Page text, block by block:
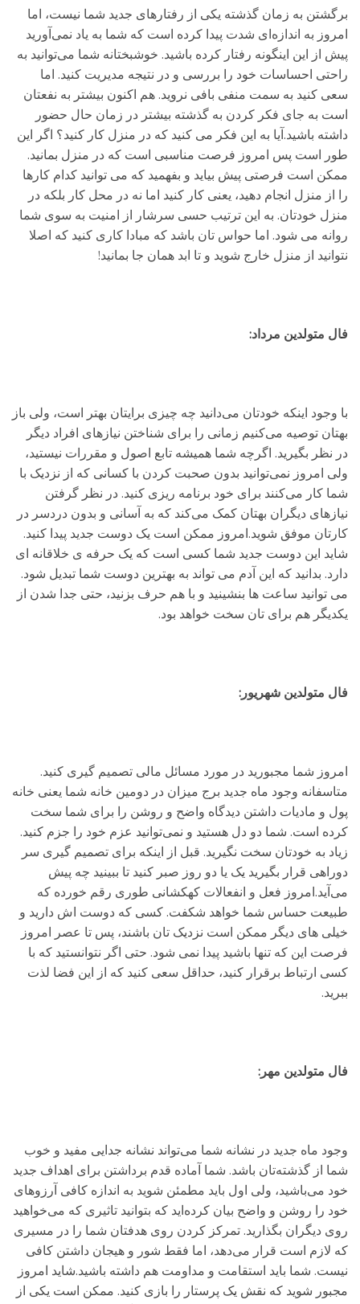
برگشتن به زمان گذشته یکی از رفتارهای جدید شما نیست، اما
امروز به اندازه‌ای شدت پیدا کرده است که شما به یاد نمی‌آورید
پیش از این اینگونه رفتار کرده باشید. خوشبختانه شما می‌توانید به
راحتی احساسات خود را بررسی و در نتیجه مدیریت کنید. اما
سعی کنید به سمت منفی بافی نروید. هم اکنون بیشتر به نفعتان
است به جای فکر کردن به گذشته بیشتر در زمان حال حضور
داشته باشید.آیا به این فکر می کنید که در منزل کار کنید؟ اگر این
طور است پس امروز فرصت مناسبی است که در منزل بمانید.
ممکن است فرصتی پیش بیاید و بفهمید که می توانید کدام کارها
را از منزل انجام دهید، یعنی کار کنید اما نه در محل کار بلکه در
منزل خودتان. به این ترتیب حسی سرشار از امنیت به سوی شما
روانه می شود. اما حواس تان باشد که مبادا کاری کنید که اصلا
نتوانید از منزل خارج شوید و تا ابد همان جا بمانید!
فال متولدین مرداد:
با وجود اینکه خودتان می‌دانید چه چیزی برایتان بهتر است، ولی باز
بهتان توصیه می‌کنیم زمانی را برای شناختن نیازهای افراد دیگر
در نظر بگیرید. اگرچه شما همیشه تابع اصول و مقررات نیستید،
ولی امروز نمی‌توانید بدون صحبت کردن با کسانی که از نزدیک با
شما کار می‌کنند برای خود برنامه ریزی کنید. در نظر گرفتن
نیازهای دیگران بهتان کمک می‌کند که به آسانی و بدون دردسر در
کارتان موفق شوید.امروز ممکن است یک دوست جدید پیدا کنید.
شاید این دوست جدید شما کسی است که یک حرفه ی خلاقانه ای
دارد. بدانید که این آدم می تواند به بهترین دوست شما تبدیل شود.
می توانید ساعت ها بنشینید و با هم حرف بزنید، حتی جدا شدن از
یکدیگر هم برای تان سخت خواهد بود.
فال متولدین شهریور:
امروز شما مجبورید در مورد مسائل مالی تصمیم گیری کنید.
متاسفانه وجود ماه جدید برج میزان در دومین خانه شما یعنی خانه
پول و مادیات داشتن دیدگاه واضح و روشن را برای شما سخت
کرده است. شما دو دل هستید و نمی‌توانید عزم خود را جزم کنید.
زیاد به خودتان سخت نگیرید. قبل از اینکه برای تصمیم گیری سر
دوراهی قرار بگیرید یک یا دو روز صبر کنید تا ببینید چه پیش
می‌آید.امروز فعل و انفعالات کهکشانی طوری رقم خورده که
طبیعت حساس شما خواهد شکفت. کسی که دوست اش دارید و
خیلی های دیگر ممکن است نزدیک تان باشند، پس تا عصر امروز
فرصت این که تنها باشید پیدا نمی شود. حتی اگر نتوانستید که با
کسی ارتباط برقرار کنید، حداقل سعی کنید که از این فضا لذت
ببرید.
فال متولدین مهر:
وجود ماه جدید در نشانه شما می‌تواند نشانه جدایی مفید و خوب
شما از گذشته‌تان باشد. شما آماده قدم برداشتن برای اهداف جدید
خود می‌باشید، ولی اول باید مطمئن شوید به اندازه کافی آرزوهای
خود را روشن و واضح بیان کرده‌اید که بتوانید تاثیری که می‌خواهید
روی دیگران بگذارید. تمرکز کردن روی هدفتان شما را در مسیری
که لازم است قرار می‌دهد، اما فقط شور و هیجان داشتن کافی
نیست. شما باید استقامت و مداومت هم داشته باشید.شاید امروز
مجبور شوید که نقش یک پرستار را بازی کنید. ممکن است یکی از